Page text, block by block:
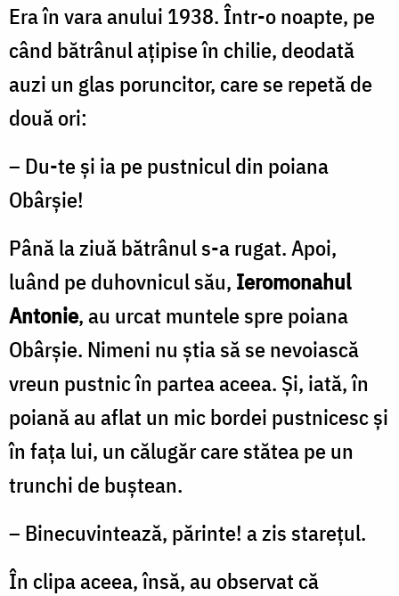
Era în vara anului 1938. Într-o noapte, pe
când bătrânul aţipise în chilie, deodată
auzi un glas poruncitor, care se repetă de
două ori:
– Du-te şi ia pe pustnicul din poiana
Obârşie!
Până la ziuă bătrânul s-a rugat. Apoi,
luând pe duhovnicul său, Ieromonahul
Antonie, au urcat muntele spre poiana
Obârşie. Nimeni nu ştia să se nevoiască
vreun pustnic în partea aceea. Şi, iată, în
poiană au aflat un mic bordei pustnicesc şi
în faţa lui, un călugăr care stătea pe un
trunchi de buştean.
– Binecuvintează, părinte! a zis stareţul.
În clipa aceea, însă, au observat că